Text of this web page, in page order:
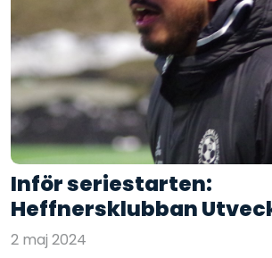
Inför seriestarten:
Heffnersklubban
2 maj 2024